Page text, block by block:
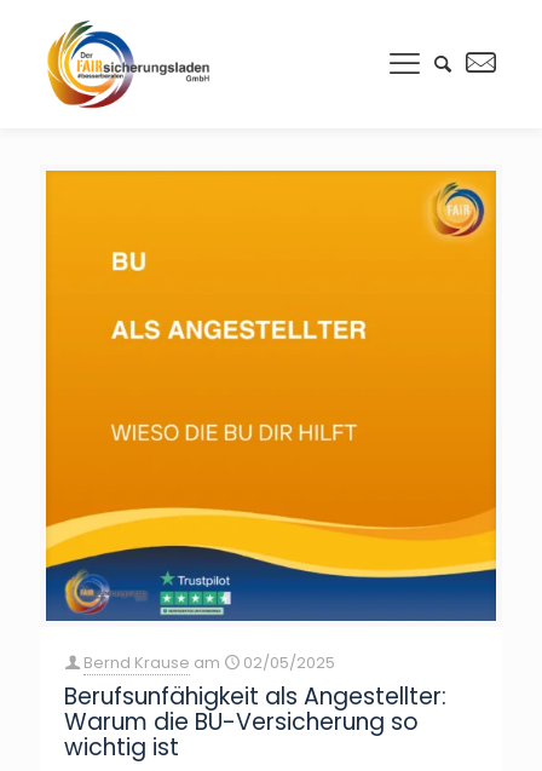
Bernd Krause am 02/05/2025
Berufsunfähigkeit als Angestellter:
Warum die BU-Versicherung so
wichtig ist